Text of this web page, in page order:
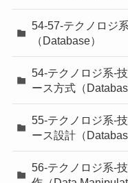
54-57-テクノロジ
（Database）
54-テクノロジ系-
ース方式（
55-テクノロジ系-
ース設計（
56-テクノロジ系-